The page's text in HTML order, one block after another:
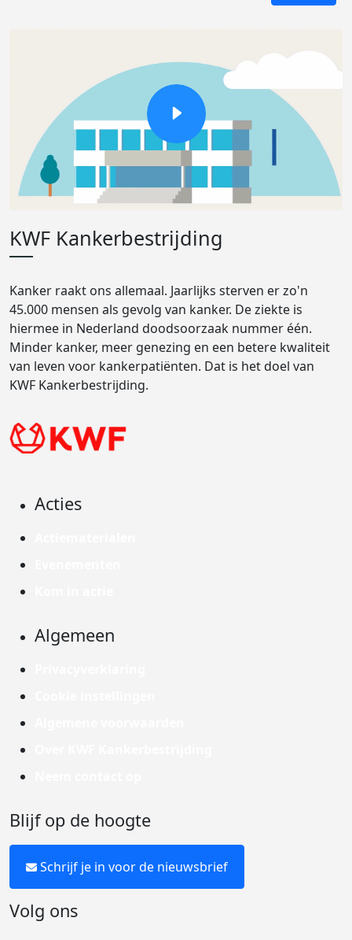
KWF Kankerbestrijding
Kanker raakt ons allemaal. Jaarlijks sterven er zo'n
45.000 mensen als gevolg van kanker. De ziekte is
hiermee in Nederland doodsoorzaak nummer één.
Minder kanker, meer genezing en een betere kwaliteit
van leven voor kankerpatiënten. Dat is het doel van
KWF Kankerbestrijding.
Acties
Algemeen
Blijf op de hoogte
Schrijf je in voor de nieuwsbrief
Volg ons